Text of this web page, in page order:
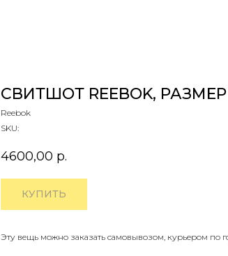
СВИТШОТ REEBOK, РАЗМЕР
Reebok
SKU:
4600,00 р.
КУПИТЬ
Эту вещь можно заказать самовывозом, курьером по